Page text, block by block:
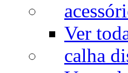
Ver
calha